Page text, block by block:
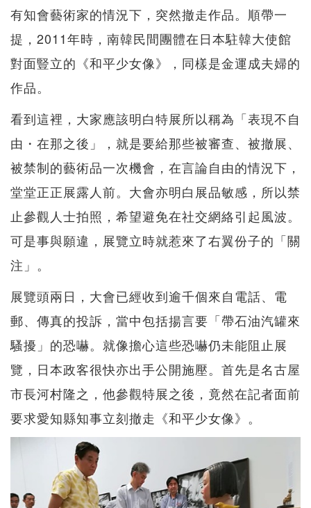
有知會藝術家的情況下，突然撤走作品。順帶一
提，2011年時，南韓民間團體在日本駐韓大使館
對面豎立的《和平少女像》，同樣是金運成夫婦的
作品。
看到這裡，大家應該明白特展所以稱為「表現不自
由・在那之後」，就是要給那些被審查、被撤展、
被禁制的藝術品一次機會，在言論自由的情況下，
堂堂正正展露人前。大會亦明白展品敏感，所以禁
止參觀人士拍照，希望避免在社交網絡引起風波。
可是事與願違，展覽立時就惹來了右翼份子的「關
注」。
展覽頭兩日，大會已經收到逾千個來自電話、電
郵、傳真的投訴，當中包括揚言要「帶石油汽罐來
騷擾」的恐嚇。就像擔心這些恐嚇仍未能阻止展
覽，日本政客很快亦出手公開施壓。首先是名古屋
市長河村隆之，他參觀特展之後，竟然在記者面前
要求愛知縣知事立刻撤走《和平少女像》。